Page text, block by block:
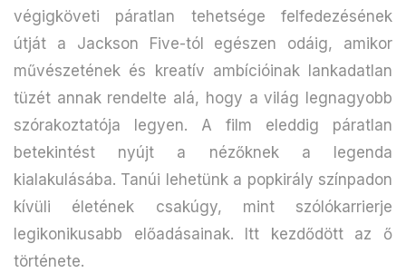
végigköveti páratlan tehetsége felfedezésének
útját a Jackson Five-tól egészen odáig, amikor
művészetének és kreatív ambícióinak lankadatlan
tüzét annak rendelte alá, hogy a világ legnagyobb
szórakoztatója legyen. A film eleddig páratlan
betekintést nyújt a nézőknek a legenda
kialakulásába. Tanúi lehetünk a popkirály színpadon
kívüli életének csakúgy, mint szólókarrierje
legikonikusabb előadásainak. Itt kezdődött az ő
története.